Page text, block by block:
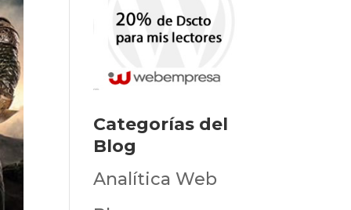
Categorías del
Blog
Analítica Web